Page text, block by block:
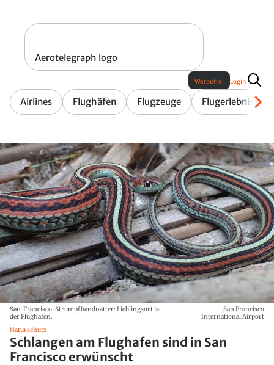
Aerotelegraph logo
Airlines Flughäfen Flugzeuge Flugerlebnis
Werbefrei Login
San-Francisco-Strumpfbandnatter: Lieblingsort ist
der Flughafen.
San Francisco
International Airport
Naturschutz
Schlangen am Flughafen sind in San
Francisco erwünscht